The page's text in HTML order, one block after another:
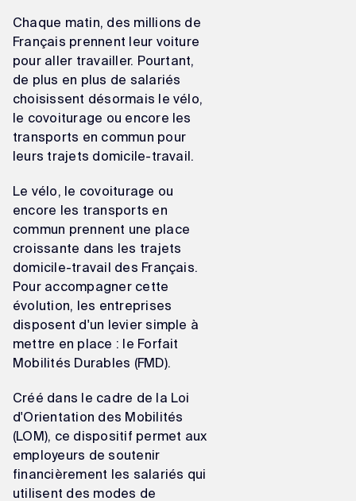
Chaque matin, des millions de
Français prennent leur voiture
pour aller travailler. Pourtant,
de plus en plus de salariés
choisissent désormais le vélo,
le covoiturage ou encore les
transports en commun pour
leurs trajets domicile-travail.
Le vélo, le covoiturage ou
encore les transports en
commun prennent une place
croissante dans les trajets
domicile-travail des Français.
Pour accompagner cette
évolution, les entreprises
disposent d'un levier simple à
mettre en place : le Forfait
Mobilités Durables (FMD).
Créé dans le cadre de la Loi
d'Orientation des Mobilités
(LOM), ce dispositif permet aux
employeurs de soutenir
financièrement les salariés qui
utilisent des modes de